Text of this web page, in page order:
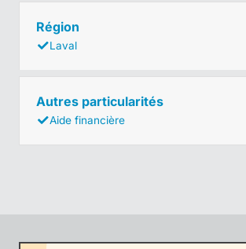
Région
Laval
Autres particularités
Aide financière